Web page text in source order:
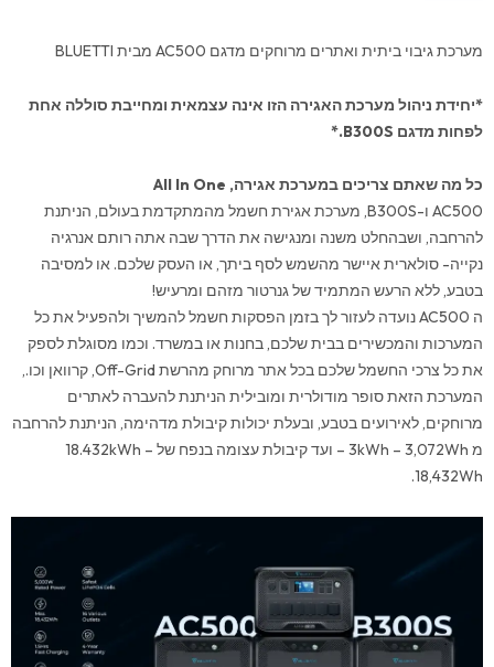
בתוספת
מערכת גיבוי ביתית ואתרים מרוחקים מדגם AC500 מבית BLUETTI
*יחידת ניהול מערכת האגירה הזו אינה עצמאית ומחייבת סוללה אחת
לפחות מדגם B300S.*
כל מה שאתם צריכים במערכת אגירה, All In One
AC500 ו-B300S, מערכת אגירת חשמל מהמתקדמת בעולם, הניתנת
להרחבה, ושבהחלט משנה ומנגישה את הדרך שבה אתה רותם אנרגיה
נקייה- סולארית איישר מהשמש לסף ביתך, או העסק שלכם. או למסיבה
בטבע, ללא הרעש המתמיד של גנרטור מזהם ומרעיש!
ה AC500 נועדה לעזור לך בזמן הפסקות חשמל להמשיך ולהפעיל את כל
המערכות והמכשירים בבית שלכם, בחנות או במשרד. וכמו מסוגלת לספק
את כל צרכי החשמל שלכם בכל אתר מרוחק מהרשת Off-Grid, קרוואן וכו.,
המערכת הזאת סופר מודולרית ומובילית הניתנת להעברה לאתרים
מרוחקים, לאירועים בטבע, ובעלת יכולות קיבולת מדהימה, הניתנת להרחבה
מ 3kWh – 3,072Wh – ועד קיבולת עצומה בנפח של 18.432kWh –
18,432Wh.